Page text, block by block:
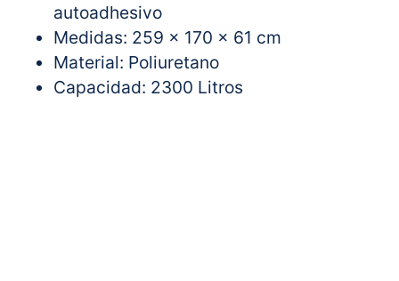
autoadhesivo
Medidas: 259 x 170 x 61 cm
Material: Poliuretano
Capacidad: 2300 Litros